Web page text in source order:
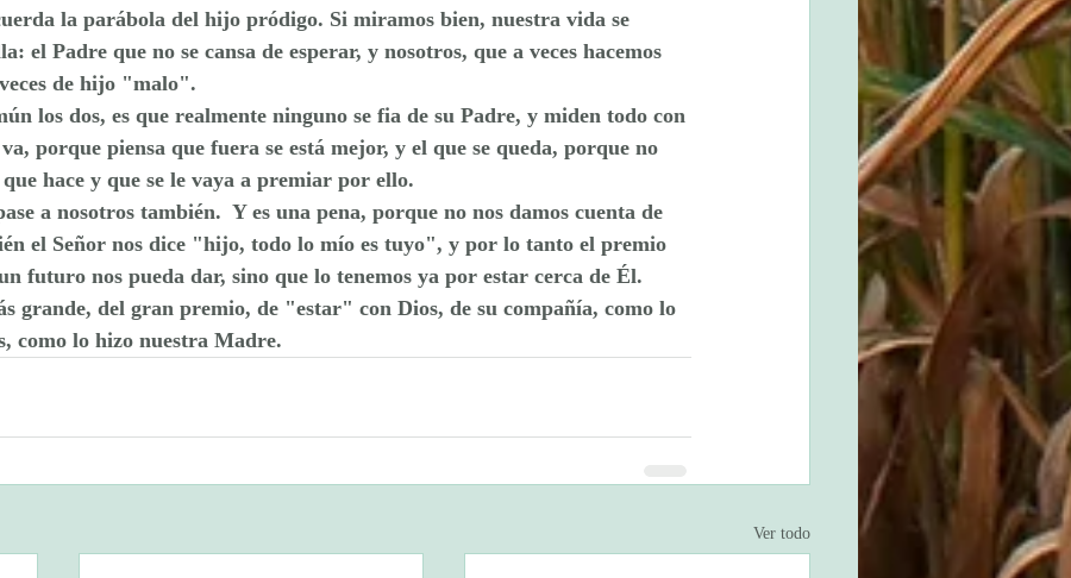
la parábola del hijo pródigo. Si miramos bien, nuestra vida se
el Padre que no se cansa de esperar, y nosotros, que a veces hacemos
de hijo "malo".
los dos, es que realmente ninguno se fia de su Padre, y miden todo con
porque piensa que fuera se está mejor, y el que se queda, porque no
hace y que se le vaya a premiar por ello.
a nosotros también.  Y es una pena, porque no nos damos cuenta de
el Señor nos dice "hijo, todo lo mío es tuyo", y por lo tanto el premio
futuro nos pueda dar, sino que lo tenemos ya por estar cerca de Él.
grande, del gran premio, de "estar" con Dios, de su compañía, como lo
como lo hizo nuestra Madre.
Ver todo